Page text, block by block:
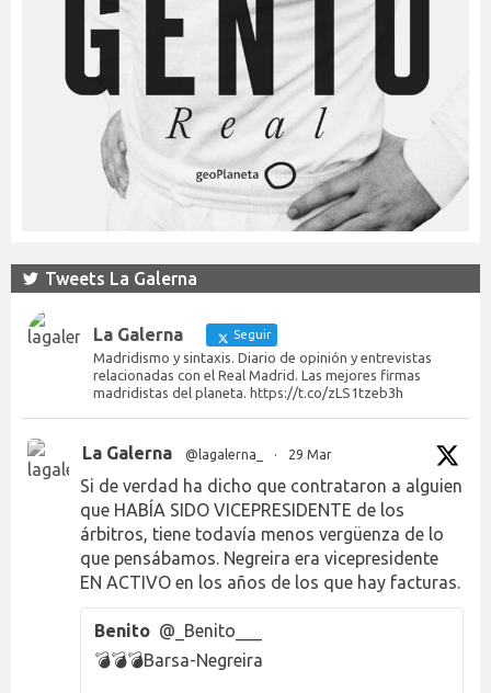
Tweets La Galerna
La Galerna Seguir
Madridismo y sintaxis. Diario de opinión y entrevistas
relacionadas con el Real Madrid. Las mejores firmas
madridistas del planeta. https://t.co/zLS1tzeb3h
La Galerna @lagalerna_ · 29 Mar
Si de verdad ha dicho que contrataron a alguien
que HABÍA SIDO VICEPRESIDENTE de los
árbitros, tiene todavía menos vergüenza de lo
que pensábamos. Negreira era vicepresidente
EN ACTIVO en los años de los que hay facturas.
Benito @_Benito___
💣💣💣Barsa-Negreira